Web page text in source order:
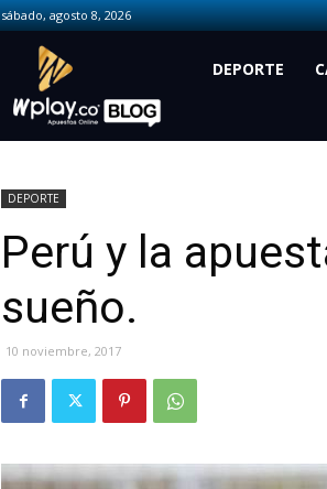
sábado, agosto 8, 2026
Wplay.co
DEPORTE
DEPORTE
Perú y la
sueño.
10 noviembre, 2017